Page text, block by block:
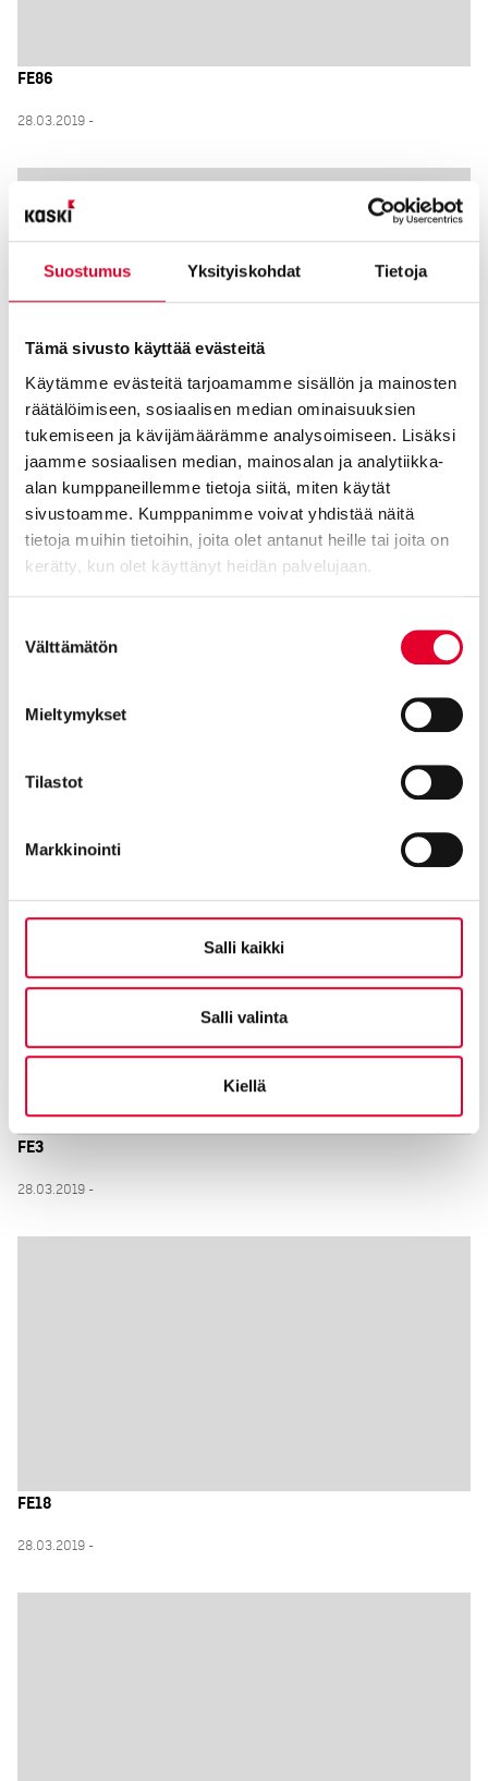
Suostumus Yksityiskohdat Tietoja
Tämä sivusto käyttää evästeitä
Käytämme evästeitä tarjoamamme sisällön ja mainosten
räätälöimiseen, sosiaalisen median ominaisuuksien
tukemiseen ja kävijämäärämme analysoimiseen. Lisäksi
jaamme sosiaalisen median, mainosalan ja analytiikka-
alan kumppaneillemme tietoja siitä, miten käytät
sivustoamme. Kumppanimme voivat yhdistää näitä
tietoja muihin tietoihin, joita olet antanut heille tai joita on
kerätty, kun olet käyttänyt heidän palvelujaan.
valinta
Välttämätön
Mieltymykset
Tilastot
Markkinointi
Salli kaikki
Salli valinta
Kiellä
FE86
28.03.2019 -
FE810
FE44
FE3
28.03.2019 -
FE18
28.03.2019 -